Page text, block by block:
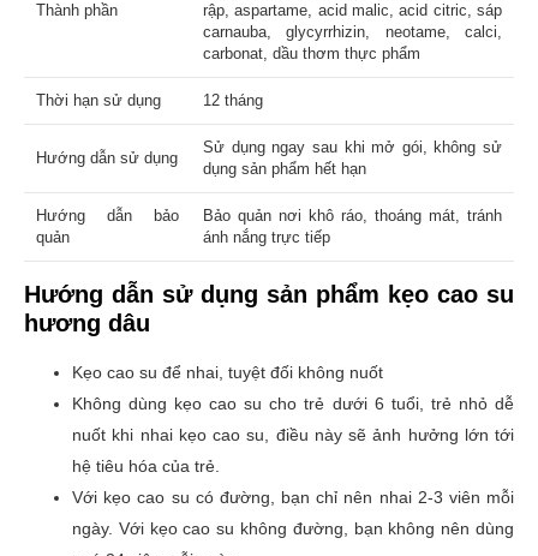
Thành phần
rập, aspartame, acid malic, acid citric, sáp
carnauba, glycyrrhizin, neotame, calci,
carbonat, dầu thơm thực phẩm
Thời hạn sử dụng 12 tháng
Hướng dẫn sử dụng
Sử dụng ngay sau khi mở gói, không sử
dụng sản phẩm hết hạn
Hướng dẫn bảo
quản
Bảo quản nơi khô ráo, thoáng mát, tránh
ánh nắng trực tiếp
Hướng dẫn sử dụng sản phẩm kẹo cao su
hương dâu
Kẹo cao su để nhai, tuyệt đối không nuốt
Không dùng kẹo cao su cho trẻ dưới 6 tuổi, trẻ nhỏ dễ
nuốt khi nhai kẹo cao su, điều này sẽ ảnh hưởng lớn tới
hệ tiêu hóa của trẻ.
Với kẹo cao su có đường, bạn chỉ nên nhai 2-3 viên mỗi
ngày. Với kẹo cao su không đường, bạn không nên dùng